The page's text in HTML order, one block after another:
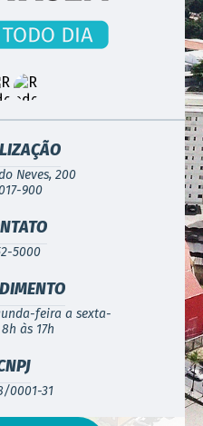
Neves, 200
900
5000
feira a sexta-
às 17h
0001-31